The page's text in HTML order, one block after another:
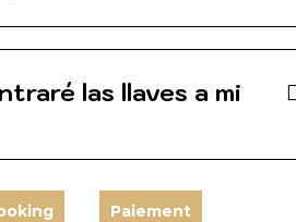
las llaves a mi
Paiement